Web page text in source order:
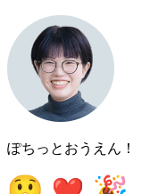
ぽちっとおうえん！